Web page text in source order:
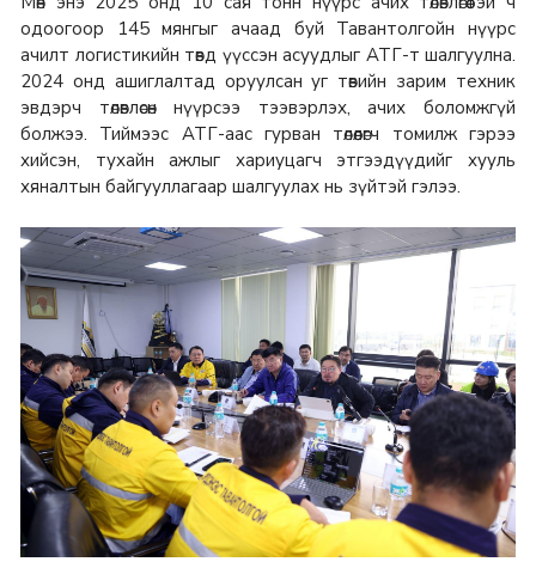
одоогоор 145 мянгыг ачаад буй Тавантолгойн нүүрс
ачилт логистикийн төвд үүссэн асуудлыг АТГ-т шалгуулна.
2024 онд ашиглалтад оруулсан уг төвийн зарим техник
эвдэрч төлөвлөсөн нүүрсээ тээвэрлэх, ачих боломжгүй
болжээ. Тиймээс АТГ-аас гурван төлөөлөгч томилж гэрээ
хийсэн, тухайн ажлыг хариуцагч этгээдүүдийг хууль
хяналтын байгууллагаар шалгуулах нь зүйтэй гэлээ.